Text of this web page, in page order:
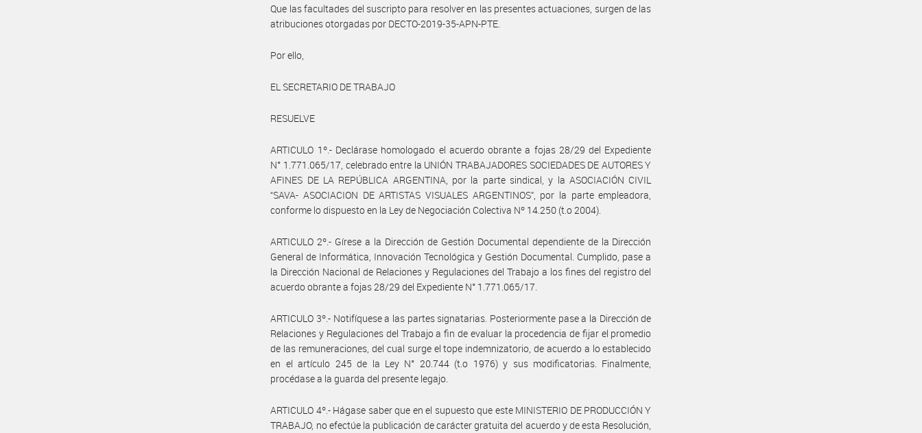
Que las facultades del suscripto para resolver en las presentes actuaciones, surgen de las
atribuciones otorgadas por DECTO-2019-35-APN-PTE.
Por ello,
EL SECRETARIO DE TRABAJO
RESUELVE
ARTICULO 1º.- Declárase homologado el acuerdo obrante a fojas 28/29 del Expediente
N° 1.771.065/17, celebrado entre la UNIÓN TRABAJADORES SOCIEDADES DE AUTORES Y
AFINES DE LA REPÚBLICA ARGENTINA, por la parte sindical, y la ASOCIACIÓN CIVIL
“SAVA- ASOCIACION DE ARTISTAS VISUALES ARGENTINOS”, por la parte empleadora,
conforme lo dispuesto en la Ley de Negociación Colectiva Nº 14.250 (t.o 2004).
ARTICULO 2º.- Gírese a la Dirección de Gestión Documental dependiente de la Dirección
General de Informática, Innovación Tecnológica y Gestión Documental. Cumplido, pase a
la Dirección Nacional de Relaciones y Regulaciones del Trabajo a los fines del registro del
acuerdo obrante a fojas 28/29 del Expediente N° 1.771.065/17.
ARTICULO 3º.- Notifíquese a las partes signatarias. Posteriormente pase a la Dirección de
Relaciones y Regulaciones del Trabajo a fin de evaluar la procedencia de fijar el promedio
de las remuneraciones, del cual surge el tope indemnizatorio, de acuerdo a lo establecido
en el artículo 245 de la Ley N° 20.744 (t.o 1976) y sus modificatorias. Finalmente,
procédase a la guarda del presente legajo.
ARTICULO 4º.- Hágase saber que en el supuesto que este MINISTERIO DE PRODUCCIÓN Y
TRABAJO, no efectúe la publicación de carácter gratuita del acuerdo y de esta Resolución,